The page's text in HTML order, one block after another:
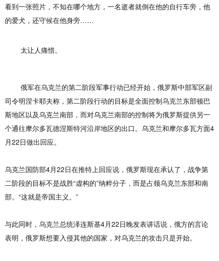
看到一张照片，不知在哪个地方，一名逝者就倒在他的自行车旁，他
的爱犬，还守候在他身旁……
太让人痛惜。
俄军在乌克兰的第二阶段军事行动已经开始，俄罗斯中部军区副
司令明涅卡耶夫称，第二阶段行动的目标是全面控制乌克兰东部顿巴
斯地区以及乌克兰南部，而对乌克兰南部的控制将为俄罗斯提供另一
个通往摩尔多瓦德涅斯特河沿岸地区的出口。乌克兰和摩尔多瓦方面4
月22日做出回应。
乌克兰国防部4月22日在推特上回应说，俄罗斯现在承认了，战争第
二阶段的目标不是战胜“虚构的”纳粹分子，而是占领乌克兰东部和南
部。“这就是帝国主义。”
与此同时，乌克兰总统泽连斯基4月22日晚发表讲话说，俄方的言论
表明，俄罗斯想要入侵其他的国家，对乌克兰的攻击只是开始。